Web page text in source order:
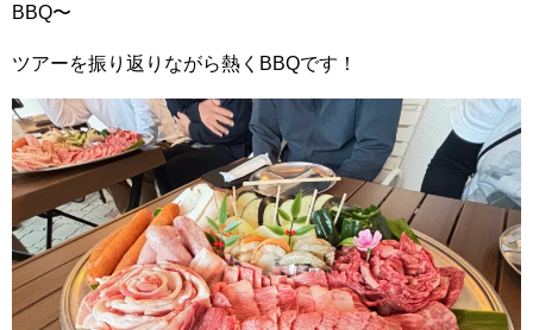
BBQ〜
ツアーを振り返りながら熱くBBQです！